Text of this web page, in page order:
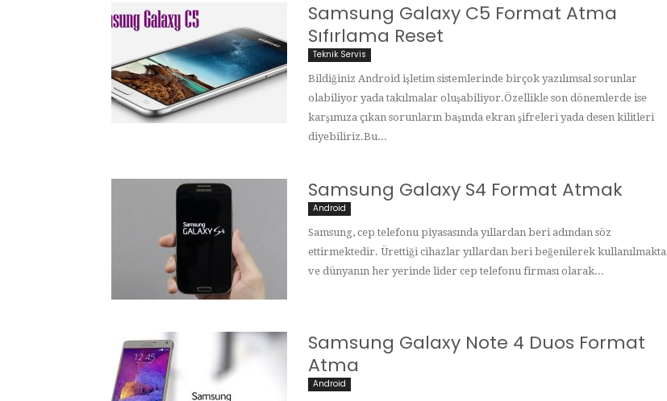
Samsung Galaxy C5 Format Atma
Sıfırlama Reset
Teknik Servis
Bildiğiniz Android işletim sistemlerinde birçok yazılımsal sorunlar
olabiliyor yada takılmalar oluşabiliyor.Özellikle son dönemlerde ise
karşımıza çıkan sorunların başında ekran şifreleri yada desen kilitleri
diyebiliriz.Bu...
Samsung Galaxy S4 Format Atmak
Android
Samsung, cep telefonu piyasasında yıllardan beri adından söz
ettirmektedir. Ürettiği cihazlar yıllardan beri beğenilerek kullanılmakta
ve dünyanın her yerinde lider cep telefonu firması olarak...
Samsung Galaxy Note 4 Duos Format
Atma
Android